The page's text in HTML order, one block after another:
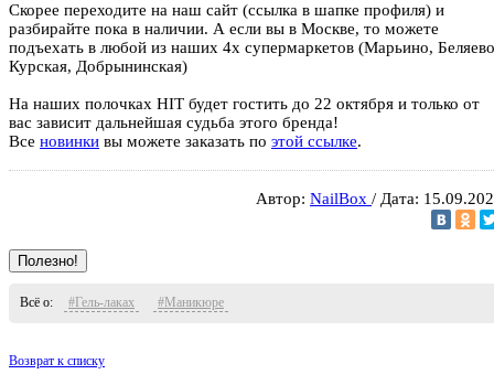
Скорее переходите на наш сайт (ссылка в шапке профиля) и
разбирайте пока в наличии. А если вы в Москве, то можете
подъехать в любой из наших 4х супермаркетов (Марьино,
Курская, Добрынинская)
На наших полочках HIT будет гостить до 22 октября и только от
вас зависит дальнейшая судьба этого бренда!
Все новинки вы можете заказать по этой ссылке.
Автор: NailBox / Дата:
Полезно!
Всё о: #Гель-лаках #Маникюре
Возврат к списку